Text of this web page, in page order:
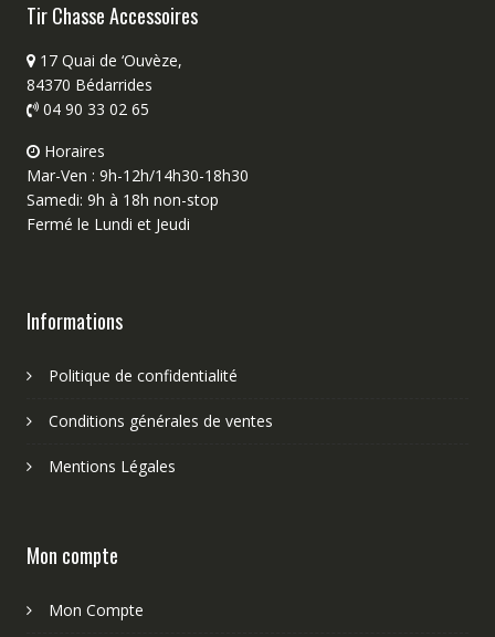
Tir Chasse Accessoires
17 Quai de ‘Ouvèze,
84370 Bédarrides
04 90 33 02 65
Horaires
Mar-Ven : 9h-12h/14h30-18h30
Samedi: 9h à 18h non-stop
Fermé le Lundi et Jeudi
Informations
Politique de confidentialité
Conditions générales de ventes
Mentions Légales
Mon compte
Mon Compte